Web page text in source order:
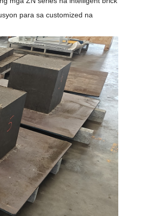
para sa customized na